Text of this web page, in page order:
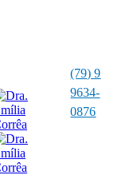
(79) 9
9634-
0876